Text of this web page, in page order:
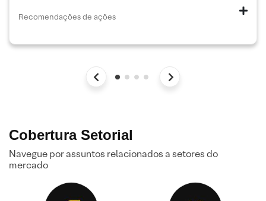
Recomendações de ações
Cobertura Setorial
Navegue por assuntos relacionados a setores do
mercado